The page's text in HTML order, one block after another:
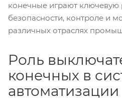
конечные играют ключевую
безопасности, контроле и
различных отраслях
Роль
конечных в
автоматизации